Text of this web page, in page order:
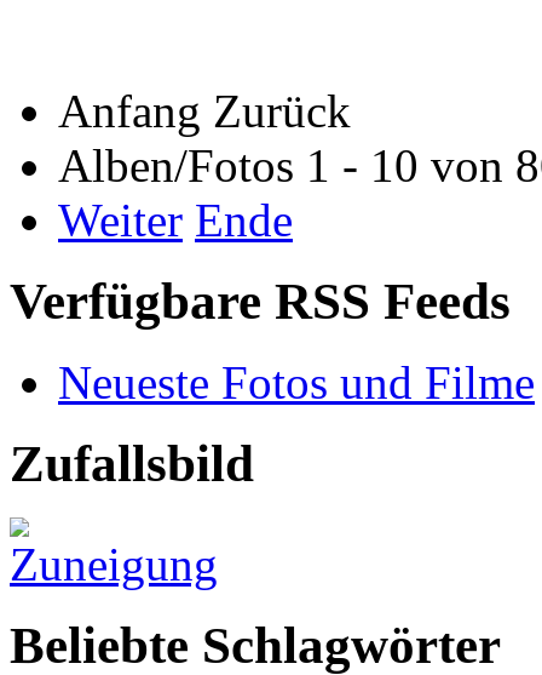
Anfang Zurück
Alben/Fotos 1 - 10 von
Weiter Ende
Verfügbare RSS Feeds
Neueste Fotos und Filme
Zufallsbild
Beliebte Schlagwörter